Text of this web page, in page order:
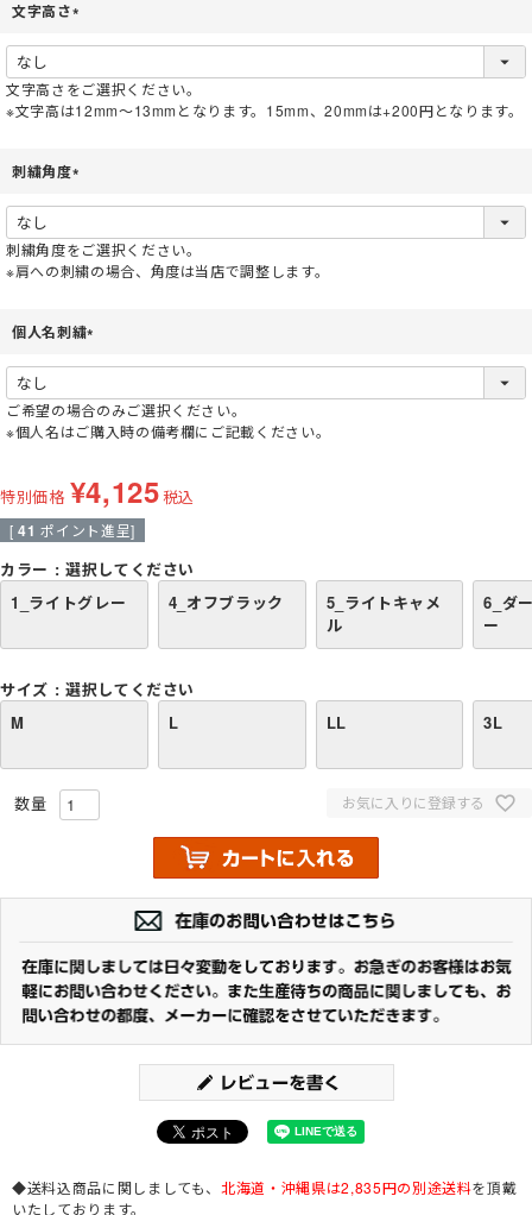
文字高さ
須
)
文字高さをご選択ください。
※文字高は12mm～13mmとなります。15mm、20mmは+200円となります。
刺繍角度
須
)
刺繍角度をご選択ください。
※肩への刺繍の場合、角度は当店で調整します。
個人名刺繍
須
)
ご希望の場合のみご選択ください。
※個人名はご購入時の備考欄にご記載ください。
特別価格 ¥4,125税込
[ 41 ポイント進呈]
カラー
選択してください
1_ライトグレー
4_オフブラック
5_ライトキャメ
ル
6_ダ
ー
サイズ
選択してください
M
L LL 3L
お気に入りに登録する
◆送料込商品に関しましても、北海道・沖縄県は2,835円の別途送料を頂戴
いたしております。